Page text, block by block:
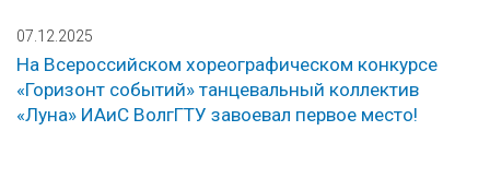
07.12.2025
На Всероссийском хореографическом конкурсе
«Горизонт событий» танцевальный коллектив
«Луна» ИАиС ВолгГТУ завоевал первое место!